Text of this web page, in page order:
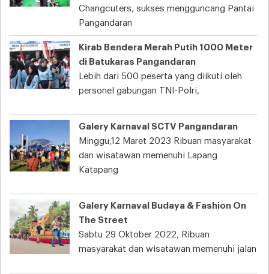
Changcuters, sukses mengguncang Pantai
Pangandaran
Kirab Bendera Merah Putih 1000 Meter
di Batukaras Pangandaran
Lebih dari 500 peserta yang diikuti oleh
personel gabungan TNI-Polri,
Galery Karnaval SCTV Pangandaran
Minggu,12 Maret 2023 Ribuan masyarakat
dan wisatawan memenuhi Lapang
Katapang
Galery Karnaval Budaya & Fashion On
The Street
Sabtu 29 Oktober 2022, Ribuan
masyarakat dan wisatawan memenuhi jalan